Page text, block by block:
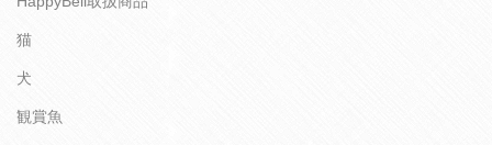
猫
犬
観賞魚